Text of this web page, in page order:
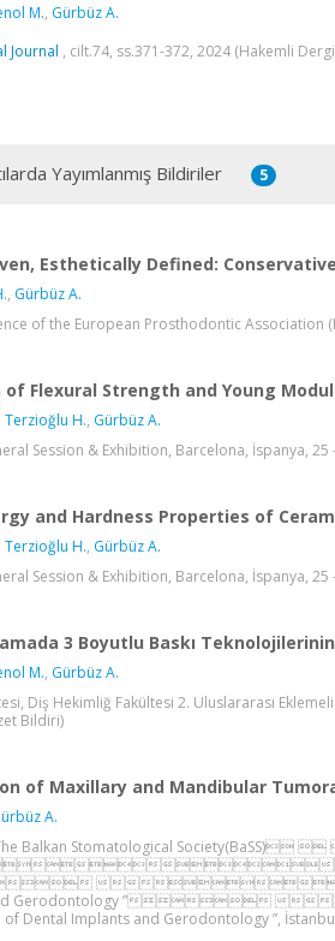
M., Gürbüz A.
Journal , cilt.74, ss.371-372, 2024 (Hakemli
Yayımlanmış Bildiriler 5
Esthetically Defined:
, Gürbüz A.
of the European Prosthodontic Association
of Flexural Strength and Young
Terzioğlu H., Gürbüz A.
Session & Exhibition, Barcelona, İspanya,
and Hardness Properties of
Terzioğlu H., Gürbüz A.
Session & Exhibition, Barcelona, İspanya,
3 Boyutlu Baskı Teknolojilerinin
M., Gürbüz A.
Diş Hekimliğ Fakültesi 2. Uluslararası
Bildiri)
of Maxillary and Mandibular
A.
The Balkan Stomatological
 “ Past,

and Gerodontology ”
Dental Implants and Gerodontology ”,